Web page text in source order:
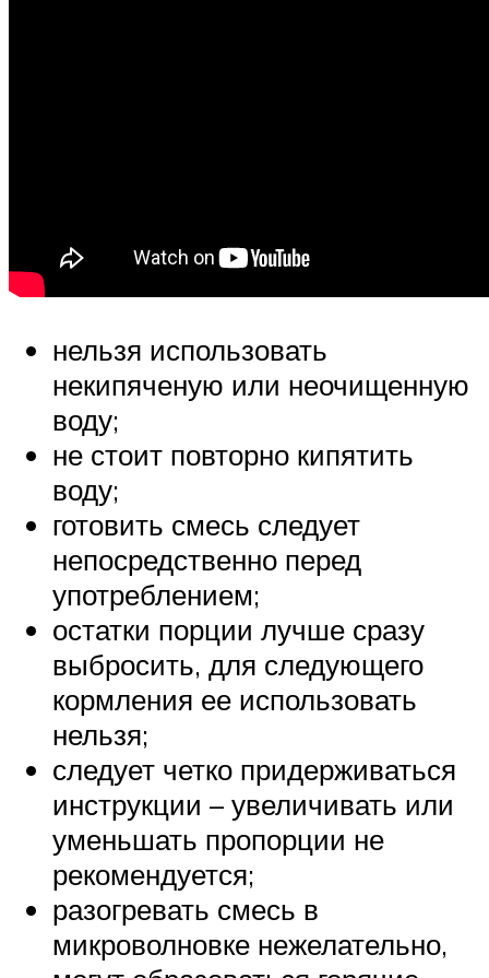
нельзя использовать
некипяченую или неочищенную
воду;
не стоит повторно кипятить
воду;
готовить смесь следует
непосредственно перед
употреблением;
остатки порции лучше сразу
выбросить, для следующего
кормления ее использовать
нельзя;
следует четко придерживаться
инструкции – увеличивать или
уменьшать пропорции не
рекомендуется;
разогревать смесь в
микроволновке нежелательно,